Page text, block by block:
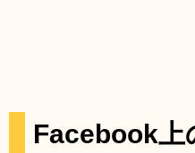
Facebook上